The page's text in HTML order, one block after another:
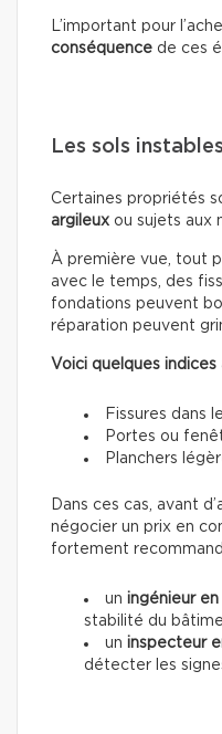
L’important pour
conséquence de ces
Les sols
Certaines propriétés
argileux ou sujets aux
À première vue, tout
avec le temps, des
fondations peuvent
réparation peuvent
Voici quelques indices
Fissures dans
Portes ou
Planchers
Dans ces cas, avant
négocier un prix en
fortement
un ingénieur
stabilité du
un inspecteur
détecter les